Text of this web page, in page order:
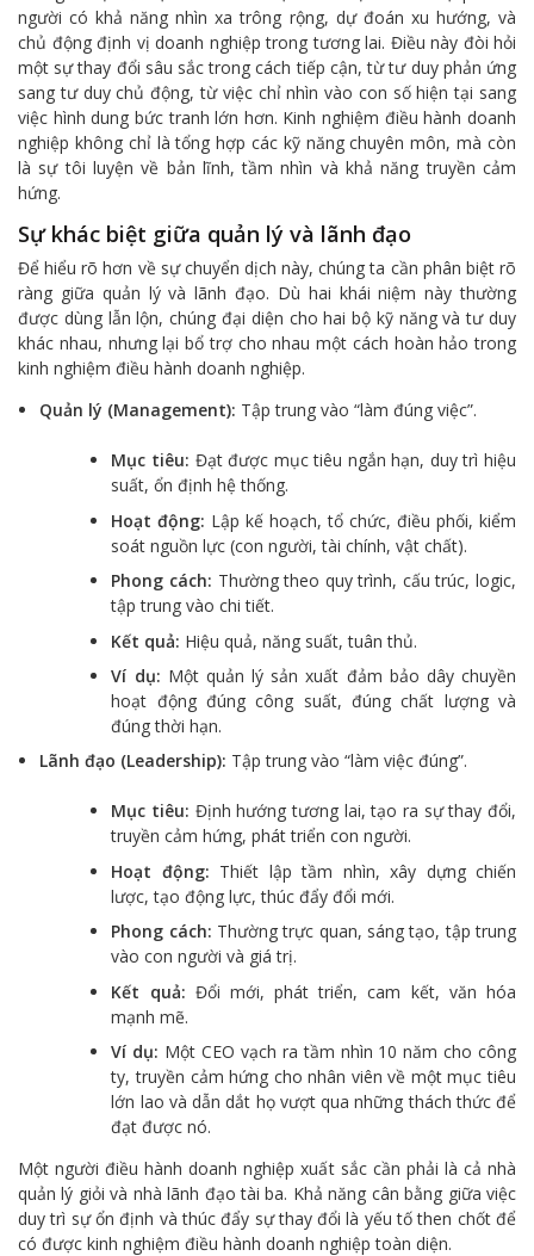
người có khả năng nhìn xa trông rộng, dự đoán xu hướng, và
chủ động định vị doanh nghiệp trong tương lai. Điều này đòi hỏi
một sự thay đổi sâu sắc trong cách tiếp cận, từ tư duy phản ứng
sang tư duy chủ động, từ việc chỉ nhìn vào con số hiện tại sang
việc hình dung bức tranh lớn hơn. Kinh nghiệm điều hành doanh
nghiệp không chỉ là tổng hợp các kỹ năng chuyên môn, mà còn
là sự tôi luyện về bản lĩnh, tầm nhìn và khả năng truyền cảm
hứng.
Sự khác biệt giữa quản lý và lãnh đạo
Để hiểu rõ hơn về sự chuyển dịch này, chúng ta cần phân biệt rõ
ràng giữa quản lý và lãnh đạo. Dù hai khái niệm này thường
được dùng lẫn lộn, chúng đại diện cho hai bộ kỹ năng và tư duy
khác nhau, nhưng lại bổ trợ cho nhau một cách hoàn hảo trong
kinh nghiệm điều hành doanh nghiệp.
Quản lý (Management): Tập trung vào “làm đúng việc”.
Mục tiêu: Đạt được mục tiêu ngắn hạn, duy trì hiệu
suất, ổn định hệ thống.
Hoạt động: Lập kế hoạch, tổ chức, điều phối, kiểm
soát nguồn lực (con người, tài chính, vật chất).
Phong cách: Thường theo quy trình, cấu trúc, logic,
tập trung vào chi tiết.
Kết quả: Hiệu quả, năng suất, tuân thủ.
Ví dụ: Một quản lý sản xuất đảm bảo dây chuyền
hoạt động đúng công suất, đúng chất lượng và
đúng thời hạn.
Lãnh đạo (Leadership): Tập trung vào “làm việc đúng”.
Mục tiêu: Định hướng tương lai, tạo ra sự thay đổi,
truyền cảm hứng, phát triển con người.
Hoạt động: Thiết lập tầm nhìn, xây dựng chiến
lược, tạo động lực, thúc đẩy đổi mới.
Phong cách: Thường trực quan, sáng tạo, tập trung
vào con người và giá trị.
Kết quả: Đổi mới, phát triển, cam kết, văn hóa
mạnh mẽ.
Ví dụ: Một CEO vạch ra tầm nhìn 10 năm cho công
ty, truyền cảm hứng cho nhân viên về một mục tiêu
lớn lao và dẫn dắt họ vượt qua những thách thức để
đạt được nó.
Một người điều hành doanh nghiệp xuất sắc cần phải là cả nhà
quản lý giỏi và nhà lãnh đạo tài ba. Khả năng cân bằng giữa việc
duy trì sự ổn định và thúc đẩy sự thay đổi là yếu tố then chốt để
có được kinh nghiệm điều hành doanh nghiệp toàn diện.